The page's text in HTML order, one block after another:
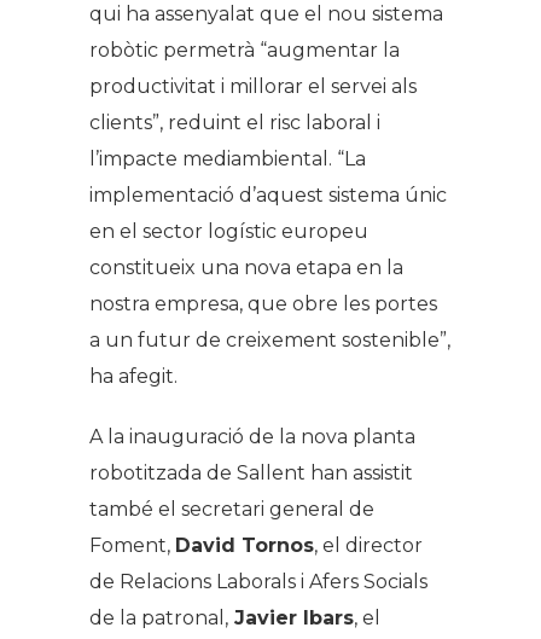
qui ha assenyalat que el nou sistema
robòtic permetrà “augmentar la
productivitat i millorar el servei als
clients”, reduint el risc laboral i
l’impacte mediambiental. “La
implementació d’aquest sistema únic
en el sector logístic europeu
constitueix una nova etapa en la
nostra empresa, que obre les portes
a un futur de creixement sostenible”,
ha afegit.
A la inauguració de la nova planta
robotitzada de Sallent han assistit
també el secretari general de
Foment, David Tornos, el director
de Relacions Laborals i Afers Socials
de la patronal, Javier Ibars, el